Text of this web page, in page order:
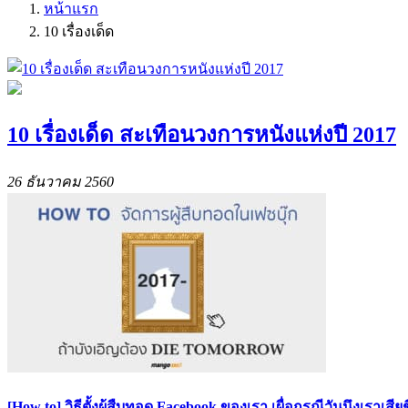
หน้าแรก
10 เรื่องเด็ด
10 เรื่องเด็ด สะเทือนวงการหนังแห่งปี 2017
26 ธันวาคม 2560